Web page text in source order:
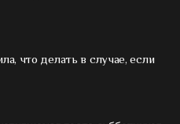
что делать в случае, если